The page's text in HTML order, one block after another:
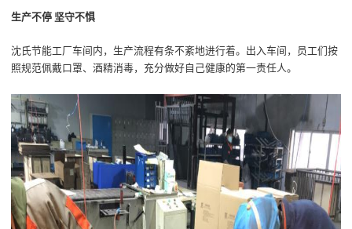
生产不停 坚守不惧
沈氏节能工厂车间 内 ，生产流程有条不紊地进行着。出入车间， 员工们按
照规范佩戴口罩、酒精消毒，充分做好自己健康的第一责任人。